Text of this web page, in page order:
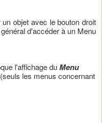
objet avec le bouton droit
d'accéder à un Menu
l'affichage duMenu
les menus concernant